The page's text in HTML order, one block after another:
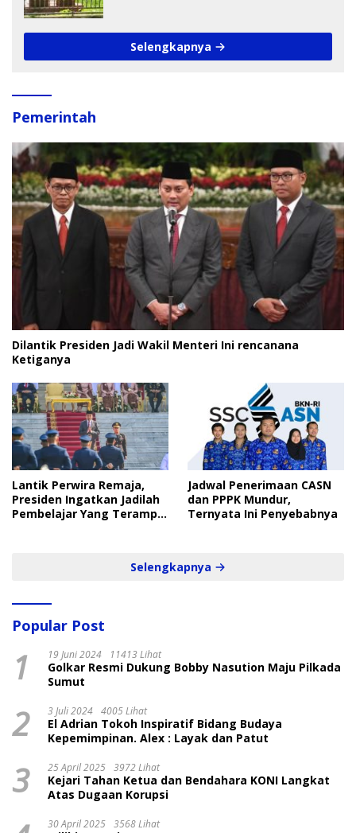
Selengkapnya
Pemerintah
Dilantik Presiden Jadi Wakil Menteri Ini rencanana
Ketiganya
Lantik Perwira Remaja,
Presiden Ingatkan Jadilah
Pembelajar Yang Terampil
Jadwal Penerimaan CASN
dan PPPK Mundur,
Ternyata Ini Penyebabnya
Selengkapnya
Popular Post
1 19 Juni 2024 11413 Lihat
Golkar Resmi Dukung Bobby Nasution Maju Pilkada
Sumut
2 3 Juli 2024 4005 Lihat
El Adrian Tokoh Inspiratif Bidang Budaya
Kepemimpinan. Alex : Layak dan Patut
3 25 April 2025 3972 Lihat
Kejari Tahan Ketua dan Bendahara KONI Langkat
Atas Dugaan Korupsi
30 April 2025 3568 Lihat